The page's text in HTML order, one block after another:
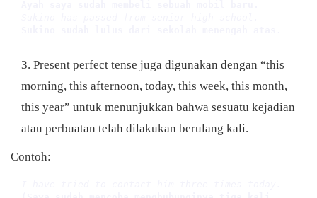
Present perfect tense juga digunakan dengan “this
morning, this afternoon, today, this week, this month,
this year” untuk menunjukkan bahwa sesuatu kejadian
atau perbuatan telah dilakukan berulang kali.
Contoh: